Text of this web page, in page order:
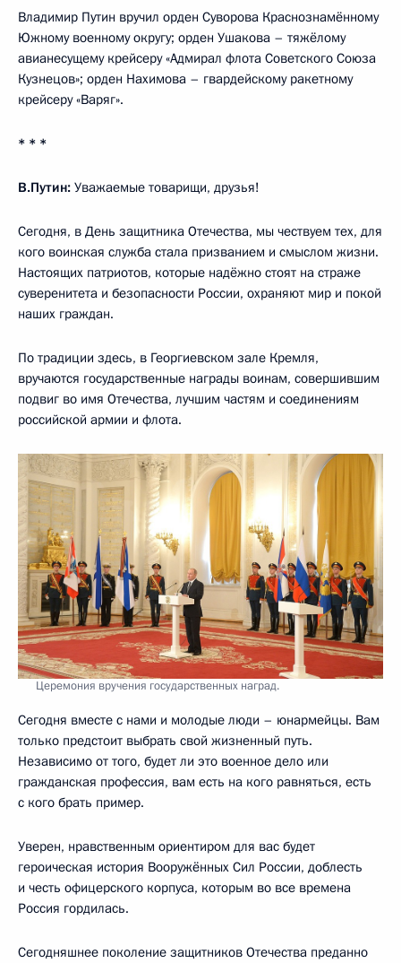
Владимир Путин вручил орден Суворова Краснознамённому
Южному военному округу; орден Ушакова – тяжёлому
авианесущему крейсеру «Адмирал флота Советского Союза
Кузнецов»; орден Нахимова – гвардейскому ракетному
крейсеру «Варяг».
* * *
В.Путин: Уважаемые товарищи, друзья!
Сегодня, в День защитника Отечества, мы чествуем тех, для
кого воинская служба стала призванием и смыслом жизни.
Настоящих патриотов, которые надёжно стоят на страже
суверенитета и безопасности России, охраняют мир и покой
наших граждан.
По традиции здесь, в Георгиевском зале Кремля,
вручаются государственные награды воинам, совершившим
подвиг во имя Отечества, лучшим частям и соединениям
российской армии и флота.
Церемония вручения государственных наград.
Сегодня вместе с нами и молодые люди – юнармейцы. Вам
только предстоит выбрать свой жизненный путь.
Независимо от того, будет ли это военное дело или
гражданская профессия, вам есть на кого равняться, есть
с кого брать пример.
Уверен, нравственным ориентиром для вас будет
героическая история Вооружённых Сил России, доблесть
и честь офицерского корпуса, которым во все времена
Россия гордилась.
Сегодняшнее поколение защитников Отечества преданно